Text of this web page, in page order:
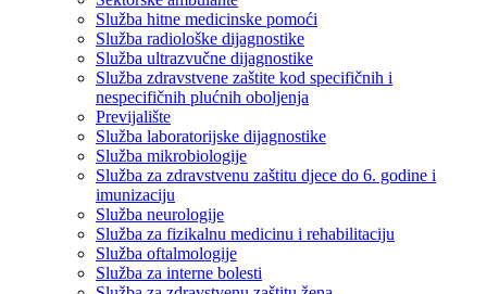
Služba hitne medicinske pomoći
Služba radiološke dijagnostike
Služba ultrazvučne dijagnostike
Služba zdravstvene zaštite kod specifičnih i
nespecifičnih plućnih oboljenja
Previjalište
Služba laboratorijske dijagnostike
Služba mikrobiologije
Služba za zdravstvenu zaštitu djece do 6. godine i
imunizaciju
Služba neurologije
Služba za fizikalnu medicinu i rehabilitaciju
Služba oftalmologije
Služba za interne bolesti